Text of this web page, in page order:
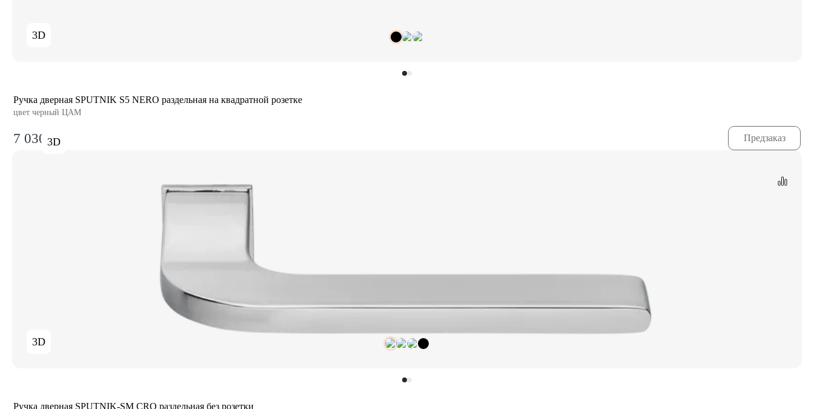
3D
Ручка дверная SPUTNIK S5 NERO раздельная на квадратной розетке
цвет черный ЦАМ
7 030₽ Предзаказ
3D
3D
Ручка дверная SPUTNIK-SM CRO раздельная без розетки